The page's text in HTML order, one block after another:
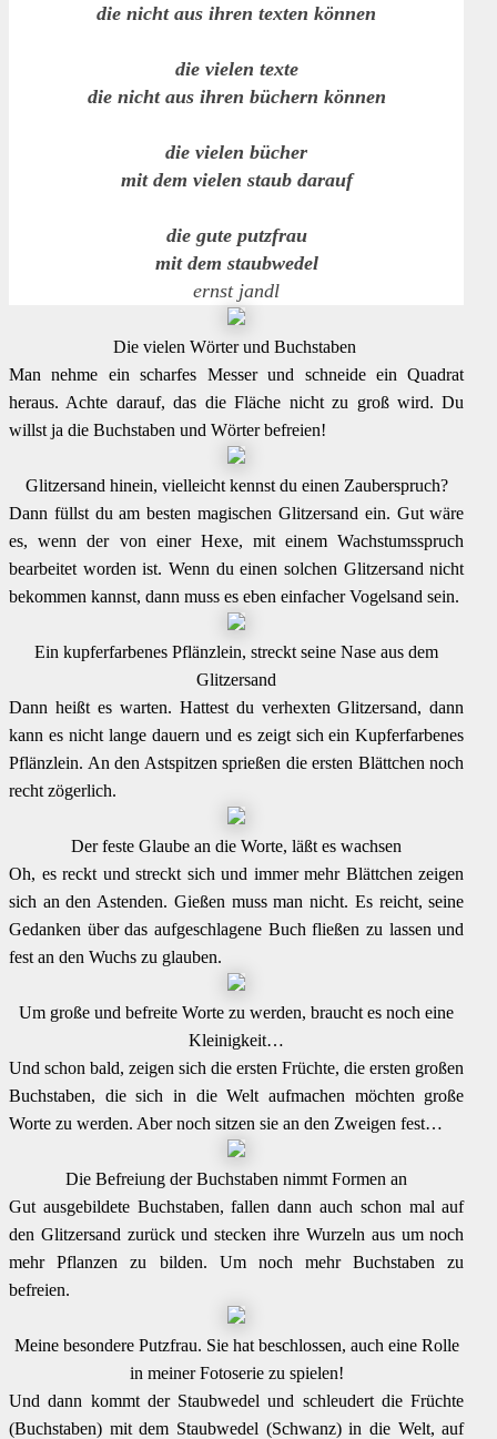
die nicht aus ihren texten können
die vielen texte
die nicht aus ihren büchern können
die vielen bücher
mit dem vielen staub darauf
die gute putzfrau
mit dem staubwedel
ernst jandl
Die vielen Wörter und Buchstaben
Man nehme ein scharfes Messer und schneide ein Quadrat
heraus. Achte darauf, das die Fläche nicht zu groß wird. Du
willst ja die Buchstaben und Wörter befreien!
Glitzersand hinein, vielleicht kennst du einen Zauberspruch?
Dann füllst du am besten magischen Glitzersand ein. Gut wäre
es, wenn der von einer Hexe, mit einem Wachstumsspruch
bearbeitet worden ist. Wenn du einen solchen Glitzersand nicht
bekommen kannst, dann muss es eben einfacher Vogelsand sein.
Ein kupferfarbenes Pflänzlein, streckt seine Nase aus dem
Glitzersand
Dann heißt es warten. Hattest du verhexten Glitzersand, dann
kann es nicht lange dauern und es zeigt sich ein Kupferfarbenes
Pflänzlein. An den Astspitzen sprießen die ersten Blättchen noch
recht zögerlich.
Der feste Glaube an die Worte, läßt es wachsen
Oh, es reckt und streckt sich und immer mehr Blättchen zeigen
sich an den Astenden. Gießen muss man nicht. Es reicht, seine
Gedanken über das aufgeschlagene Buch fließen zu lassen und
fest an den Wuchs zu glauben.
Um große und befreite Worte zu werden, braucht es noch eine
Kleinigkeit…
Und schon bald, zeigen sich die ersten Früchte, die ersten großen
Buchstaben, die sich in die Welt aufmachen möchten große
Worte zu werden. Aber noch sitzen sie an den Zweigen fest…
Die Befreiung der Buchstaben nimmt Formen an
Gut ausgebildete Buchstaben, fallen dann auch schon mal auf
den Glitzersand zurück und stecken ihre Wurzeln aus um noch
mehr Pflanzen zu bilden. Um noch mehr Buchstaben zu
befreien.
Meine besondere Putzfrau. Sie hat beschlossen, auch eine Rolle
in meiner Fotoserie zu spielen!
Und dann kommt der Staubwedel und schleudert die Früchte
(Buchstaben) mit dem Staubwedel (Schwanz) in die Welt, auf